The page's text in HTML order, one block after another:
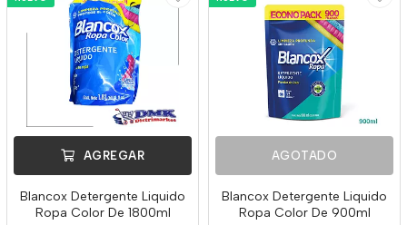
AGREGAR
Blancox Detergente Liquido
Ropa Color De 1800ml
AGOTADO
Blancox Detergente Liquido
Ropa Color De 900ml